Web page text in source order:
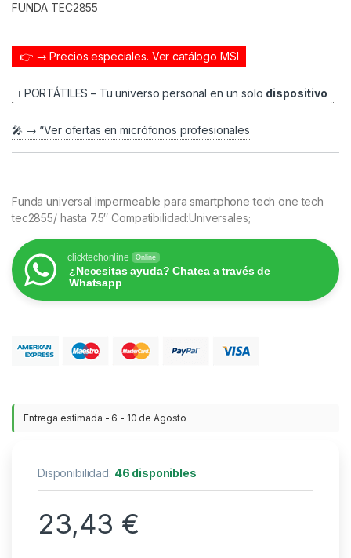
FUNDA TEC2855
👉 → Precios especiales. Ver catálogo MSI
ℹ️ PORTÁTILES – Tu universo personal en un solo dispositivo
🎤 → “Ver ofertas en micrófonos profesionales
Funda universal impermeable para smartphone tech one tech
tec2855/ hasta 7.5″ Compatibilidad:Universales;
clicktechonline Online
¿Necesitas ayuda? Chatea a través de
Whatsapp
Entrega estimada - 6 - 10 de Agosto
Disponibilidad: 46 disponibles
23,43 €